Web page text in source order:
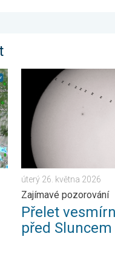
Víkendové počasí. . .
Přelet vesmírné
úterý 26. května 2026
Zajímavé pozorování
Přelet
před Sluncem